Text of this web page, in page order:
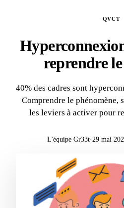
QVCT
reprendre
40% des cadres sont
Comprendre le phénomène,
les leviers à activer pour
L'équipe Gr33t·29 mai